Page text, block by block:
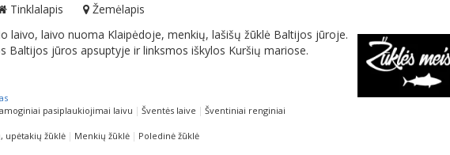
Tinklalapis
Žemėlapis
laivo, laivo nuoma Klaipėdoje, menkių, lašišų žūklė Baltijos jūroje.
Baltijos jūros apsuptyje ir linksmos iškylos Kuršių mariose.
pasiplaukiojimai laivu Šventės laive
Šventiniai renginiai
upėtakių žūklė Menkių žūklė
Poledinė žūklė